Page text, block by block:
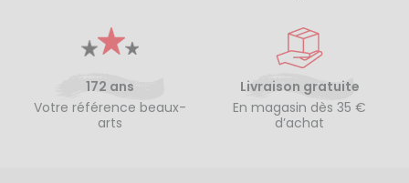
172 ans
Votre référence beaux-
arts
Livraison gratuite
En magasin dès 35 €
d’achat